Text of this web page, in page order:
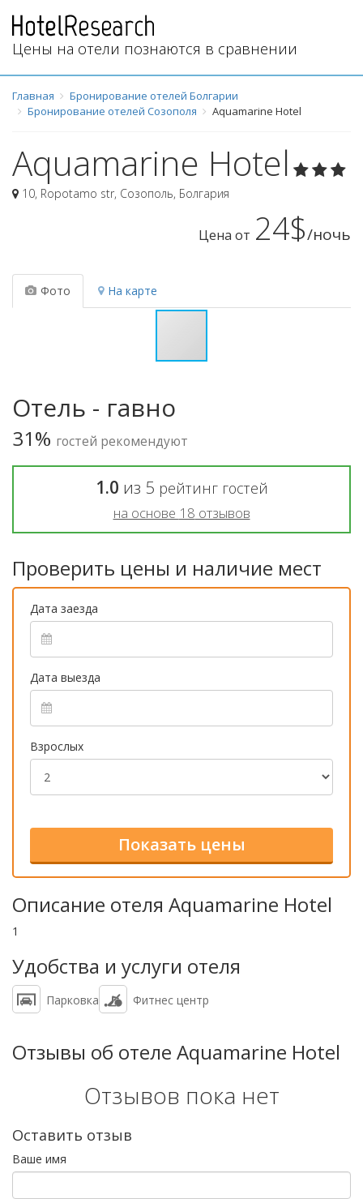
Цены на отели познаются в сравнении
Главная
Бронирование отелей Болгарии
Бронирование отелей Созополя
Aquamarine Hotel
Aquamarine Hotel
10, Ropotamo str, Созополь, Болгария
Цена от 24$/ночь
Фото На карте
Отель - гавно
31% гостей рекомендуют
1.0 из 5 рейтинг гостей
на основе 18 отзывов
Проверить цены и наличие мест
Дата заезда
Дата выезда
Взрослых
Описание отеля Aquamarine Hotel
1
Удобства и услуги отеля
Парковка Фитнес центр
Отзывы об отеле Aquamarine Hotel
Отзывов пока нет
Оставить отзыв
Ваше имя